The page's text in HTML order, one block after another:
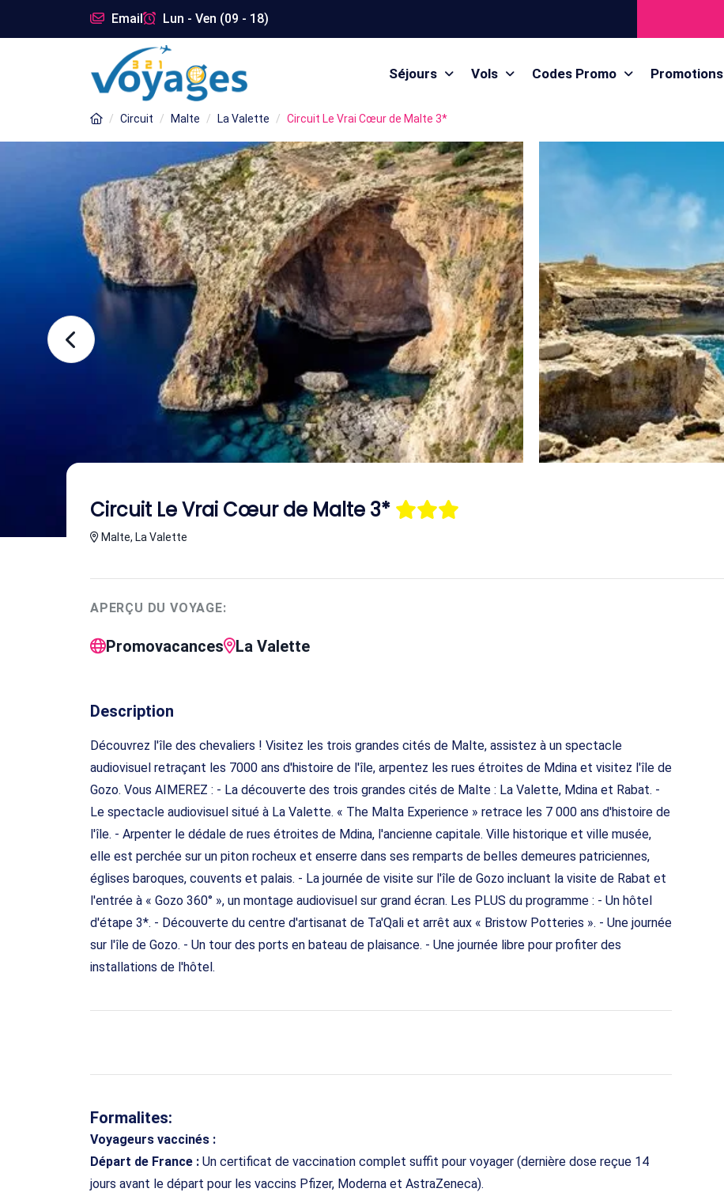
Email Lun - Ven (09 - 18)
Séjours Vols Codes Promo Promotions
Circuit Malte La Valette Circuit Le Vrai Cœur de Malte 3*
Circuit Le Vrai Cœur de Malte 3*
Malte, La Valette
APERÇU DU VOYAGE:
Promovacances La Valette
Description
Découvrez l'île des chevaliers ! Visitez les trois grandes cités de Malte, assistez à un spectacle
audiovisuel retraçant les 7000 ans d'histoire de l'île, arpentez les rues étroites de Mdina et visitez l'île de
Gozo. Vous AIMEREZ : - La découverte des trois grandes cités de Malte : La Valette, Mdina et Rabat. -
Le spectacle audiovisuel situé à La Valette. « The Malta Experience » retrace les 7 000 ans d'histoire de
l'île. - Arpenter le dédale de rues étroites de Mdina, l'ancienne capitale. Ville historique et ville musée,
elle est perchée sur un piton rocheux et enserre dans ses remparts de belles demeures patriciennes,
églises baroques, couvents et palais. - La journée de visite sur l'île de Gozo incluant la visite de Rabat et
l'entrée à « Gozo 360° », un montage audiovisuel sur grand écran. Les PLUS du programme : - Un hôtel
d'étape 3*. - Découverte du centre d'artisanat de Ta'Qali et arrêt aux « Bristow Potteries ». - Une journée
sur l'île de Gozo. - Un tour des ports en bateau de plaisance. - Une journée libre pour profiter des
installations de l'hôtel.
Formalites:
Voyageurs vaccinés :
Départ de France : Un certificat de vaccination complet suffit pour voyager (dernière dose reçue 14
jours avant le départ pour les vaccins Pfizer, Moderna et AstraZeneca).